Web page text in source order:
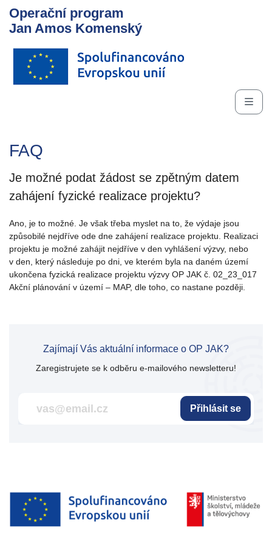
Operační program
Jan Amos Komenský
FAQ
Je možné podat žádost se zpětným datem
zahájení fyzické realizace projektu?
Ano, je to možné. Je však třeba myslet na to, že výdaje jsou
způsobilé nejdříve ode dne zahájení realizace projektu. Realizaci
projektu je možné zahájit nejdříve v den vyhlášení výzvy, nebo
v den, který následuje po dni, ve kterém byla na daném území
ukončena fyzická realizace projektu výzvy OP JAK č. 02_23_017
Akční plánování v území – MAP, dle toho, co nastane později.
Zajímají Vás aktuální informace o OP JAK?
Zaregistrujete se k odběru e-mailového newsletteru!
Přihlásit se